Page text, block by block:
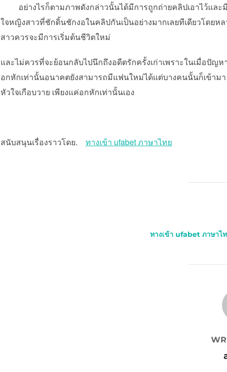
อย่างไรก็ตามภาพดังกล่าวนั้นได้มีการถูกถ่ายคลิปเอาไว้และ
ใจหญิงสาวที่ชักดิ้นชักงอในคลิปกันเป็นอย่างมากเลยทีเดียวโดย
สาวควรจะมีการเริ่มต้นชีวิตใหม่
และไม่ควรที่จะย้อนกลับไปนึกถึงอดีตรักครั้งเก่าเพราะในเมื่อปัญ
อกหักเท่านั้นอนาคตยังสามารถมีแฟนใหม่ได้แต่บางคนนั้นก็เข้าม
หัวใจเกือบวาย เพียงแค่อกหักเท่านั้นเอง
สนับสนุนเรื่องราวโดย. ทางเข้า ufabet ภาษาไทย
ทางเข้า ufabet ภาษาไ